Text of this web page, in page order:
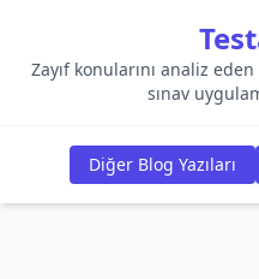
Zayıf konularını analiz
sınav
Diğer Blog Yazıları